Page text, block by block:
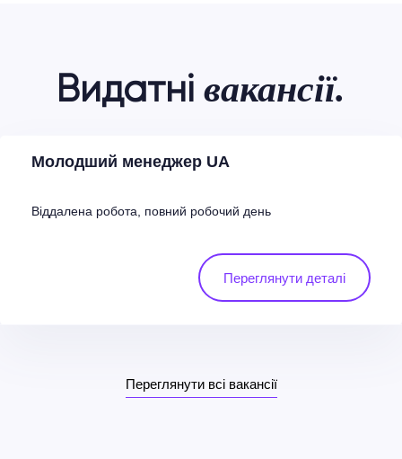
Видатні вакансії.
Молодший менеджер UA
Віддалена робота, повний робочий день
Переглянути деталі
Переглянути всі вакансії